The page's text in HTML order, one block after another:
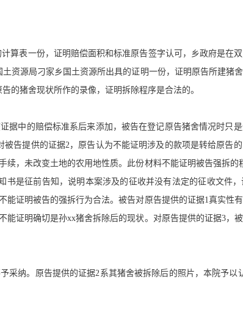
算表一份，证明赔偿面积和标准原告签字认可，乡政府是在
资源局刁家乡国土资源所出具的证明一份，证明原告所建猪
的猪舍现状所作的录像，证明拆除程序是合法的。
中的赔偿标准系后来添加，被告在登记原告猪舍情况时只
告提供的证据2，原告认为不能证明涉及的款项是转给原告
，未改变土地的农用地性质。此份材料不能证明被告强拆的
是征前告知，说明本案涉及的征收并没有法定的征收文件
证明被告的强拆行为合法。被告对原告提供的证据1真实性
证明确切是孙xx猪舍拆除后的现状。对原告提供的证据3，
纳。原告提供的证据2系其猪舍被拆除后的照片，本院予以